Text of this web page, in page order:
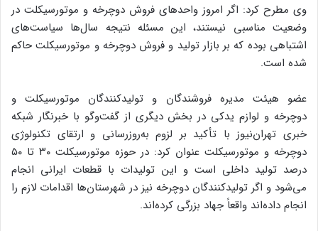
وی مطرح کرد: اگر امروز واحدهای فروش دوچرخه و موتورسیکلت در
وضعیت مناسبی نیستند، این مسئله نتیجه سال‌ها سیاست‌های
اشتباهی بوده که بر بازار تولید و فروش دوچرخه و موتورسیکلت حاکم
شده است.
عضو هیئت مدیره فروشندگان و تولیدکنندگان موتورسیکلت و
دوچرخه و لوازم یدکی در بخش دیگری از گفت‌وگو با خبرنگار شبکه
خبری تهران‌نیوز با تأکید بر لزوم به‌روزرسانی و ارتقای تکنولوژی
دوچرخه و موتورسیکلت عنوان کرد: در حوزه موتورسیکلت ۳۰ تا ۵۰
درصد تولید داخلی است و این تولیدات با قطعات ایرانی انجام
می‌شود و اگر تولیدکنندگان دوچرخه نیز در شهرستان‌ها اقدامات لازم را
انجام داده‌اند واقعاً جهاد بزرگی کرده‌اند.